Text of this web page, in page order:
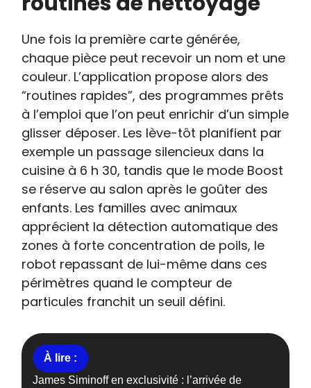
Une fois la première carte générée,
chaque pièce peut recevoir un nom et une
couleur. L’application propose alors des
“routines rapides”, des programmes prêts
à l’emploi que l’on peut enrichir d’un simple
glisser déposer. Les lève-tôt planifient par
exemple un passage silencieux dans la
cuisine à 6 h 30, tandis que le mode Boost
se réserve au salon après le goûter des
enfants. Les familles avec animaux
apprécient la détection automatique des
zones à forte concentration de poils, le
robot repassant de lui-même dans ces
périmètres quand le compteur de
particules franchit un seuil défini.
James Siminoff en exclusivité : l’arrivée de